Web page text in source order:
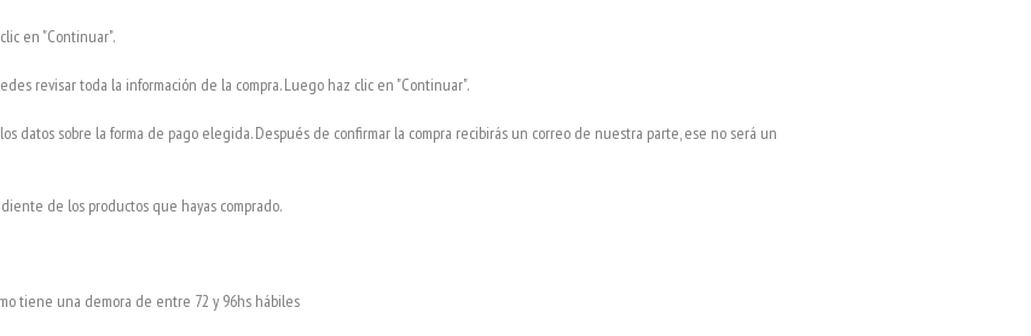
en "Continuar".
revisar toda la información de la compra. Luego haz clic en "Continuar".
datos sobre la forma de pago elegida. Después de confirmar la compra recibirás un correo de nuestra parte, ese no será un
de los productos que hayas comprado.
tiene una demora de entre 72 y 96hs hábiles